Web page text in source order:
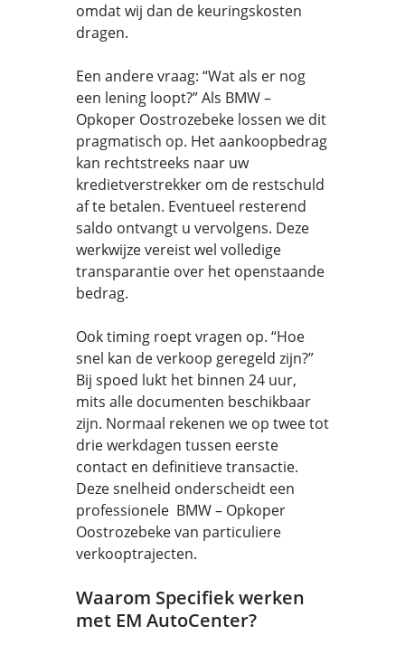
omdat wij dan de keuringskosten
dragen.
Een andere vraag: “Wat als er nog
een lening loopt?” Als BMW –
Opkoper Oostrozebeke lossen we dit
pragmatisch op. Het aankoopbedrag
kan rechtstreeks naar uw
kredietverstrekker om de restschuld
af te betalen. Eventueel resterend
saldo ontvangt u vervolgens. Deze
werkwijze vereist wel volledige
transparantie over het openstaande
bedrag.
Ook timing roept vragen op. “Hoe
snel kan de verkoop geregeld zijn?”
Bij spoed lukt het binnen 24 uur,
mits alle documenten beschikbaar
zijn. Normaal rekenen we op twee tot
drie werkdagen tussen eerste
contact en definitieve transactie.
Deze snelheid onderscheidt een
professionele BMW – Opkoper
Oostrozebeke van particuliere
verkooptrajecten.
Waarom Specifiek werken
met EM AutoCenter?